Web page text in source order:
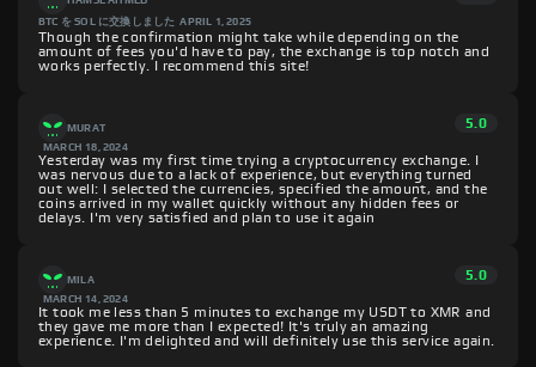
BTC を SOL に交換しました APRIL 1, 2025
Though the confirmation might take while depending on the
amount of fees you'd have to pay, the exchange is top notch and
works perfectly. I recommend this site!
MURAT
MARCH 18, 2024
5.0
Yesterday was my first time trying a cryptocurrency exchange. I
was nervous due to a lack of experience, but everything turned
out well: I selected the currencies, specified the amount, and the
coins arrived in my wallet quickly without any hidden fees or
delays. I'm very satisfied and plan to use it again
MILA
MARCH 14, 2024
5.0
It took me less than 5 minutes to exchange my USDT to XMR and
they gave me more than I expected! It's truly an amazing
experience. I'm delighted and will definitely use this service again.